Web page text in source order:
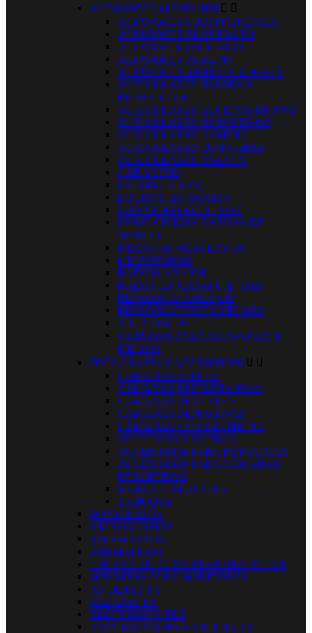
ALTAVOCES AUDIO HIFI  
ALTAVOCES GRAN POTENCIA
ALTAVOCES BLUETOOTH
ALTAVOZ INTELIGENTE
ALTAVOCES PARA PC
ALTAVOCES AMPLIFICADORES
AURICULARES DIADEMA
BLUETOOTH
AURICULARES BLUETOOTH TWS
AURICULARES DEPORTIVOS
AURICULARES GAMING
AURICULARES CON CABLE
AURICULARES PARA TV
CAR AUDIO
DVD/BLUE RAY
EQUIPOS DE MÚSICA
GRABADORAS DE VOZ
HOME CINEMA BARRAS DE
SONIDO
MESAS DE MEZCLAS DJ
MICROFONOS
RADIOS AM / FM
RADIO CD, CASSETTE, USB
REPRODUCTORES CD
REPRODUCTORES MP3 MP4
TOCADISCOS
TRIPODES PARA ALTAVOCES Y
MICROS
FOTOGRAFIA Y ACCESORIOS  
CAMARAS REFLEX
CAMARAS INSTANTANEAS
CAMARAS DIGITALES
CAMARAS DEPORTIVAS
CÁMARAS ENDOSCOPICAS
OBJETIVOS Y FILTROS
ACCESORIOS PARA FOTOGAFIA
ACCESORIOS PARA CÁMARAS
DEPORTIVAS
MARCOS DIGITALES
TRIPODES
SOPORTES TV
MICROSCOPIOS
TELESCOPIOS
PRISMATICOS
LUCES Y EFECTOS PARA DISCOTECA
SOPORTES PARA MONITORES
ANTENAS TV
MANDOS TV
RECEPTORES TDT
AMPLIFICADORES ANTENA TV